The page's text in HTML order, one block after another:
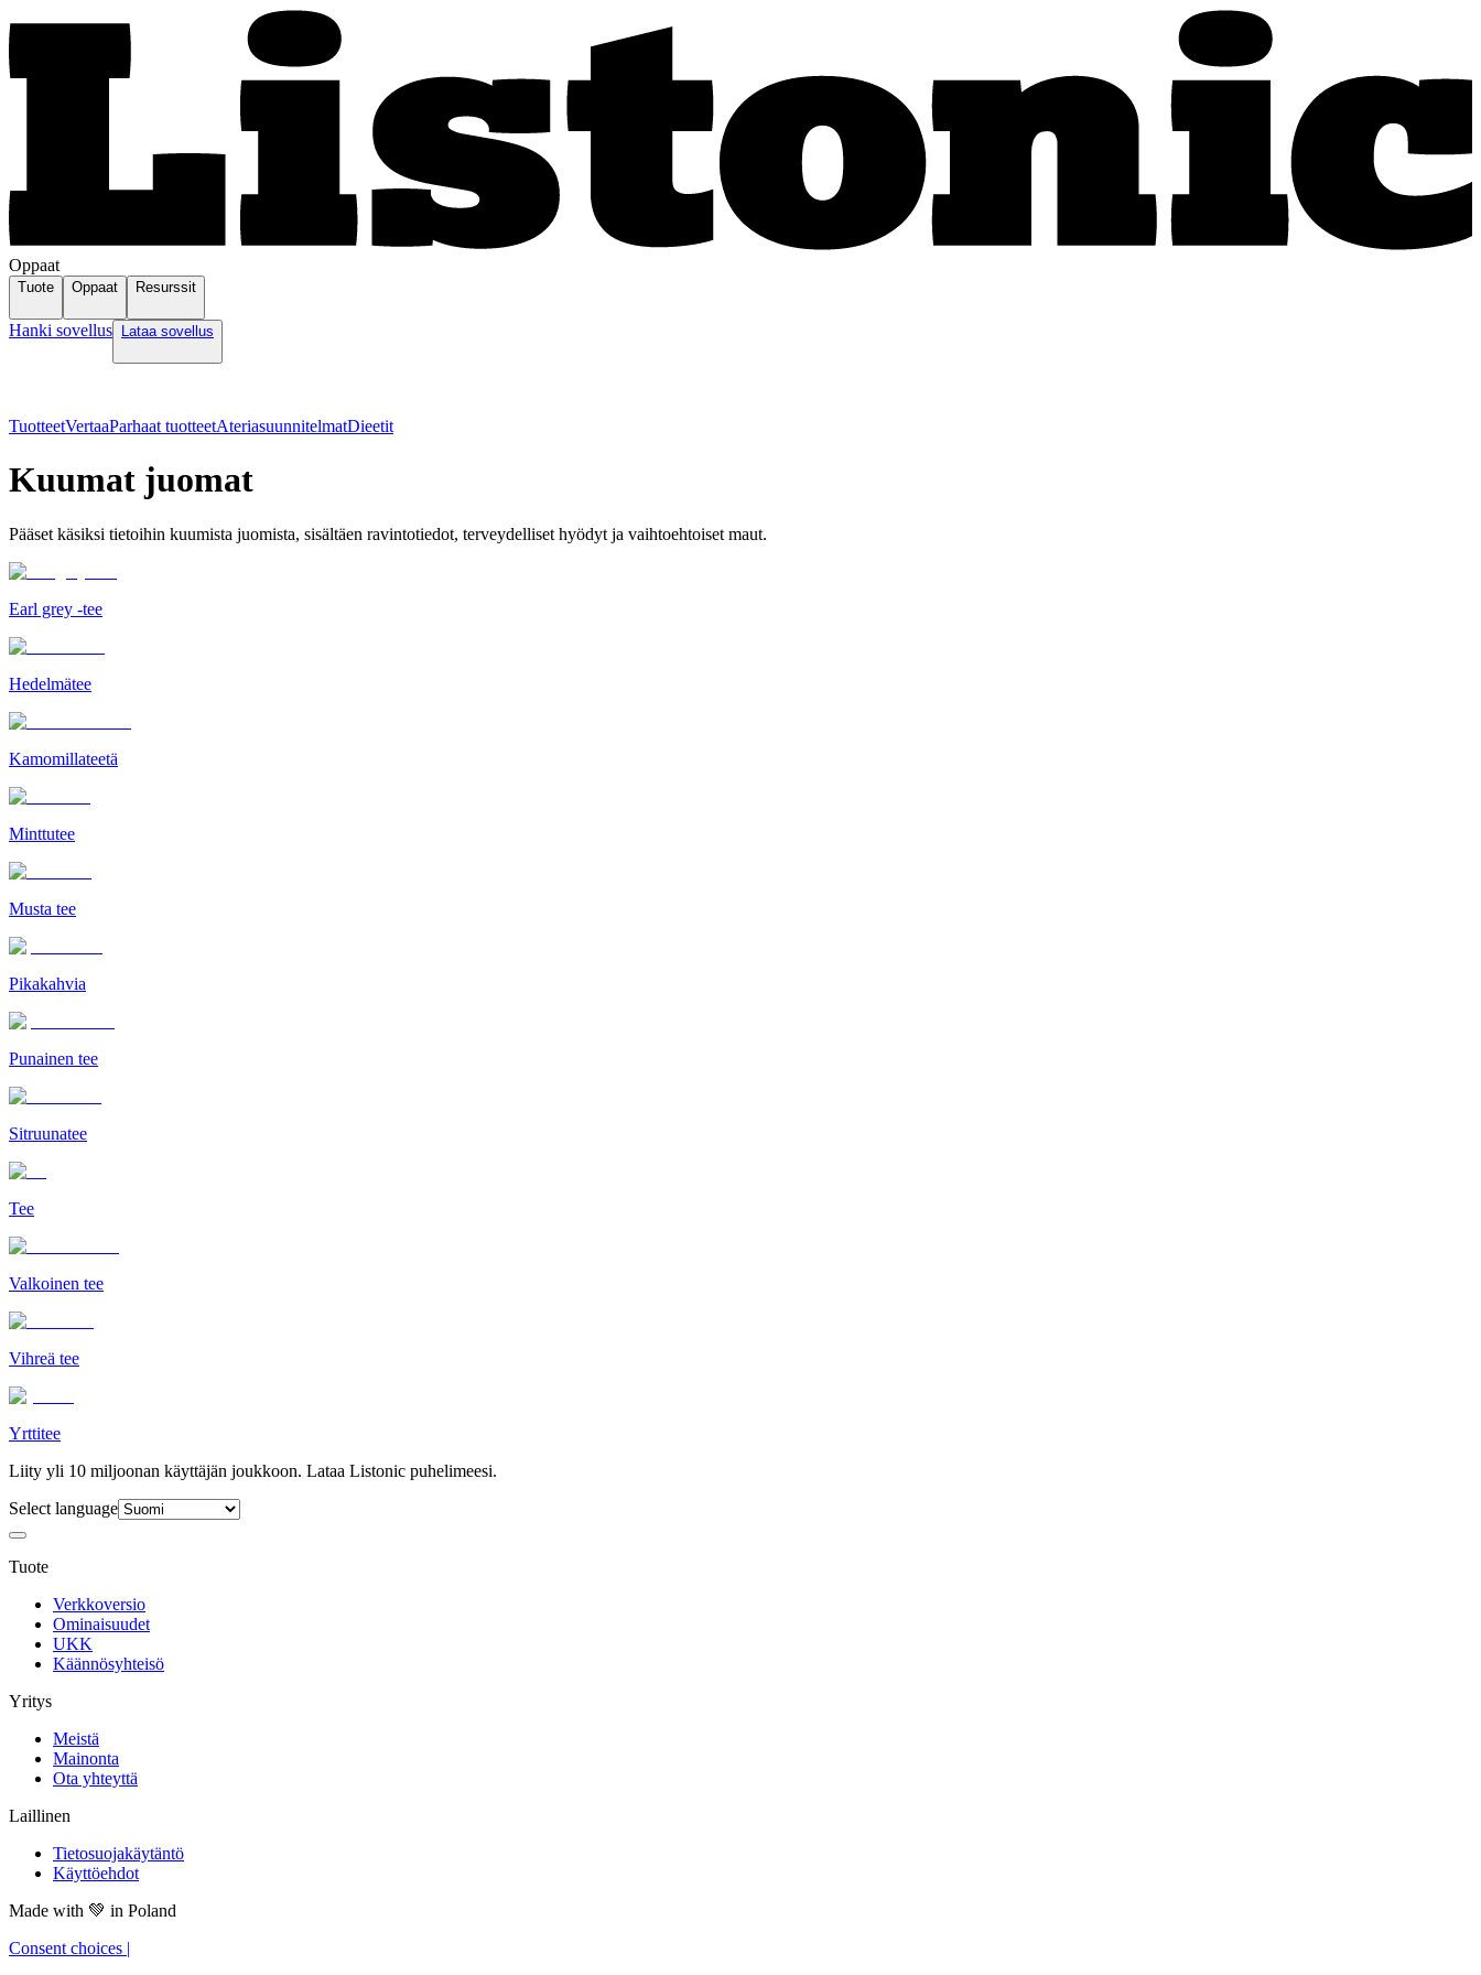
Oppaat
Tuote Oppaat Resurssit
Hanki sovellus Lataa sovellus
TuotteetVertaaParhaat tuotteetAteriasuunnitelmatDieetit
Kuumat juomat
Pääset käsiksi tietoihin kuumista juomista, sisältäen ravintotiedot, terveydelliset hyödyt ja vaihtoehtoiset maut.
Earl grey -tee
Hedelmätee
Kamomillateetä
Minttutee
Musta tee
Pikakahvia
Punainen tee
Sitruunatee
Tee
Valkoinen tee
Vihreä tee
Yrttitee
Liity yli 10 miljoonan käyttäjän joukkoon. Lataa Listonic puhelimeesi.
Select language
Tuote
Verkkoversio
Ominaisuudet
UKK
Käännösyhteisö
Yritys
Meistä
Mainonta
Ota yhteyttä
Laillinen
Tietosuojakäytäntö
Käyttöehdot
Made with 💚 in Poland
Consent choices |